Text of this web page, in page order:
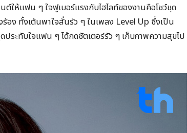
ให้แฟน ๆ ใจฟูเบอร์แรงกับไฮไลท์ของงานคือโชว์ชุด
ง ทั้งเต้นพาใจสั่นรัว ๆ ในเพลง Level Up ซึ่งเป็น
ประทับใจแฟน ๆ ได้กดชัตเตอร์รัว ๆ เก็บภาพความสุขไป